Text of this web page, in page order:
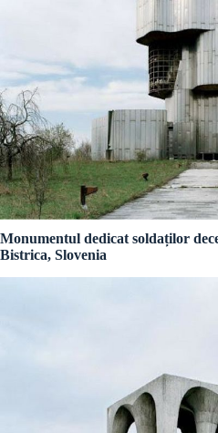
Monumentul dedicat soldaților
Bistrica, Slovenia